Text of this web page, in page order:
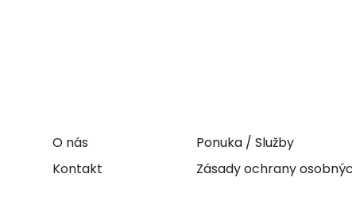
O nás
Kontakt
Ponuka / Služby
Zásady ochrany